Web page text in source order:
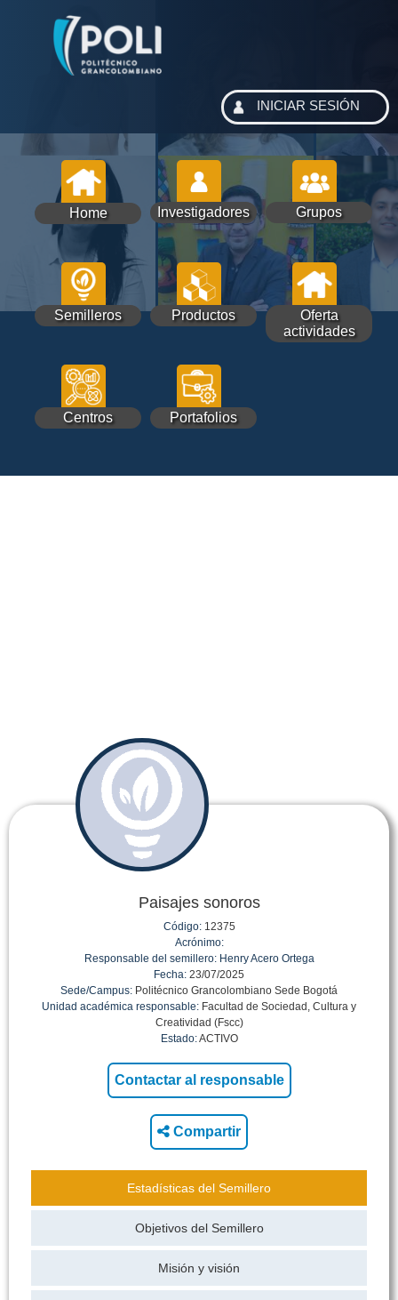
Home Investigadores Grupos
Semilleros Productos
Oferta
actividades
Centros Portafolios
INICIAR SESIÓN
Paisajes sonoros
Código:12375
Acrónimo:
Responsable del semillero: Henry Acero Ortega
Fecha: 23/07/2025
Sede/Campus: Politécnico Grancolombiano Sede Bogotá
Unidad académica responsable: Facultad de Sociedad, Cultura y
Creatividad (Fscc)
Estado:ACTIVO
Compartir
Estadísticas del Semillero
Objetivos del Semillero
Misión y visión